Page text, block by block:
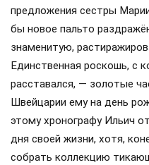
предложения сестры
бы новое пальто
знаменитую,
Единственная роскошь, с
расставался, — золотые
Швейцарии ему на день
этому хронографу Ильич
дня своей жизни, хотя,
собрать коллекцию